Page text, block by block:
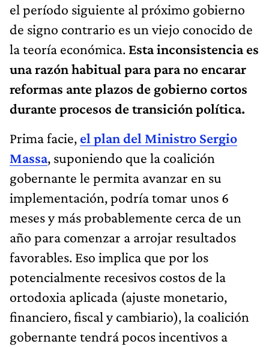
el período siguiente al próximo gobierno
de signo contrario es un viejo conocido de
la teoría económica. Esta inconsistencia es
una razón habitual para para no encarar
reformas ante plazos de gobierno cortos
durante procesos de transición política.
Prima facie, el plan del Ministro Sergio
Massa, suponiendo que la coalición
gobernante le permita avanzar en su
implementación, podría tomar unos 6
meses y más probablemente cerca de un
año para comenzar a arrojar resultados
favorables. Eso implica que por los
potencialmente recesivos costos de la
ortodoxia aplicada (ajuste monetario,
financiero, fiscal y cambiario), la coalición
gobernante tendrá pocos incentivos a